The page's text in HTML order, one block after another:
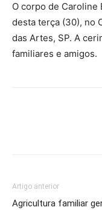
O corpo de
desta terça (30), no
das Artes, SP. A
familiares e amigos.
Artigo anterior
Agricultura familiar